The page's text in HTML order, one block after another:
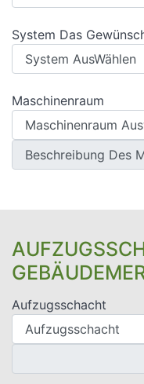
System Das
Maschinenraum
Aufzugsschacht